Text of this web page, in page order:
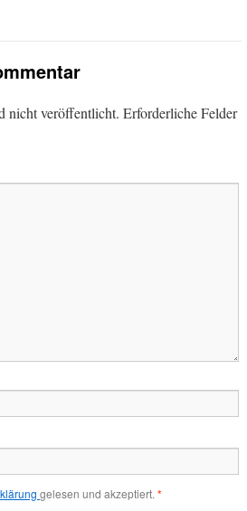
nicht veröffentlicht. Erforderliche Felder
gelesen und akzeptiert. *